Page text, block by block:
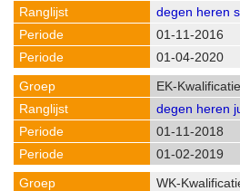
degen heren
01-11-2016
01-04-2020
EK-Kwalificatie
degen heren
01-11-2018
01-02-2019
WK-